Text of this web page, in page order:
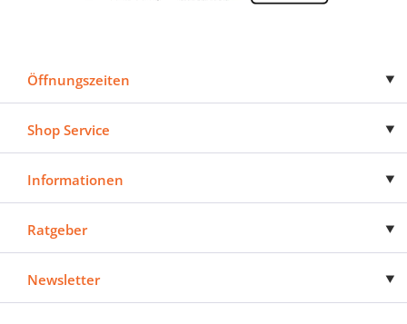
Öffnungszeiten
Shop Service
Informationen
Ratgeber
Newsletter